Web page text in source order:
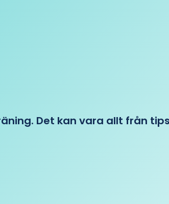
Det kan vara allt från